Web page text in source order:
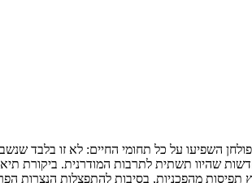
התמורות באמונה ובצורות הפולחן השפיעו על כל תחומי
שהיוו תשתית לתרבות המודרנית. ביקורת
מהפכניות, בסיבות להתפצלות הנצרות